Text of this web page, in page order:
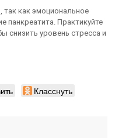
так как эмоциональное
панкреатита. Практикуйте
снизить уровень стресса и
Класснуть